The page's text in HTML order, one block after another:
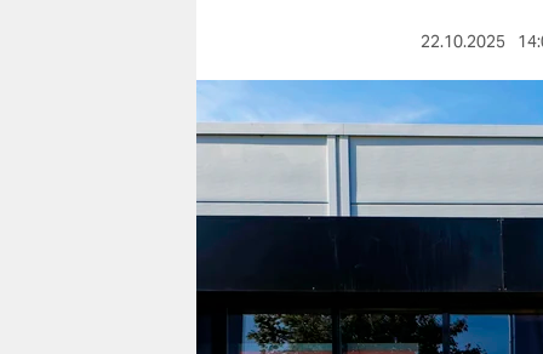
nord
wahrheit
verlag
veranstaltungen
shop
22.10.2025